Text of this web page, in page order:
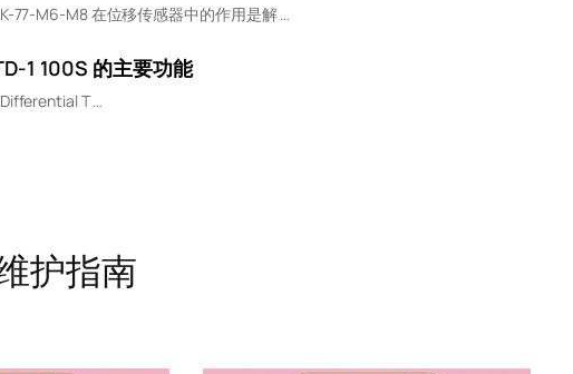
77-M6-M8 在位移传感器中的作用是解 …
1 100S 的主要功能
T …
护指南